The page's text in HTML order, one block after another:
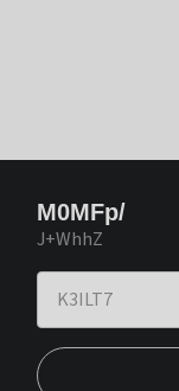
M0MFp/
J+WhhZ